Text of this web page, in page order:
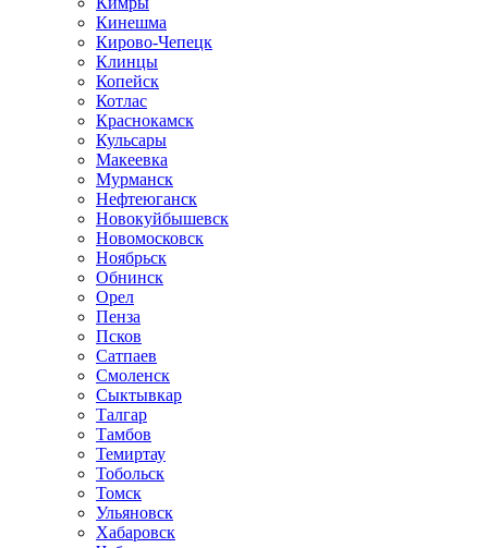
Кинешма
Кирово-Чепецк
Клинцы
Копейск
Котлас
Краснокамск
Кульсары
Макеевка
Мурманск
Нефтеюганск
Новокуйбышевск
Новомосковск
Ноябрьск
Обнинск
Орел
Пенза
Псков
Сатпаев
Смоленск
Сыктывкар
Талгар
Тамбов
Темиртау
Тобольск
Томск
Ульяновск
Хабаровск